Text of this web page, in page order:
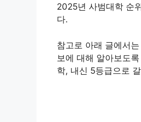
2025년 사범대학 순
다.
참고로 아래 글에서
보에 대해 알아보도
학, 내신 5등급으로